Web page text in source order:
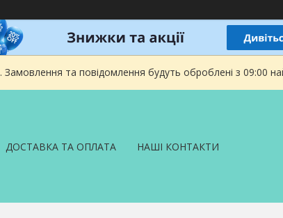
Замовлення та повідомлення будуть оброблені з 09:00
ДОСТАВКА ТА ОПЛАТА НАШІ КОНТАКТИ